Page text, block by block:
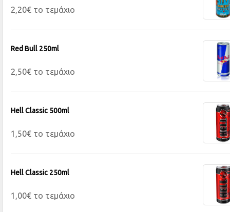
2,20€ το τεμάχιο
Red Bull 250ml
2,50€ το τεμάχιο
Hell Classic 500ml
1,50€ το τεμάχιο
Hell Classic 250ml
1,00€ το τεμάχιο